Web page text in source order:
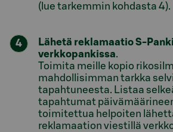
(lue tarkemmin kohdasta 4).
Lähetä reklamaatio S-
verkkopankissa.
Toimita meille kopio
mahdollisimman tarkka
tapahtuneesta. Listaa
tapahtumat
toimitettua helpoiten
reklamaation viestillä